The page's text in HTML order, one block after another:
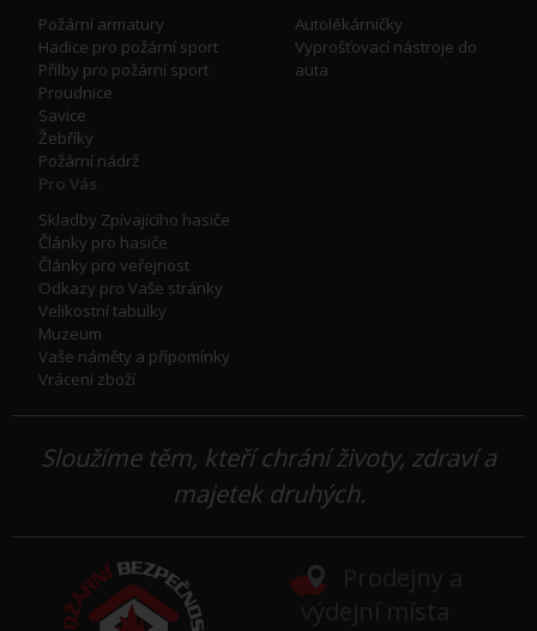
Požární armatury
Hadice pro požární sport
Přilby pro požární sport
Proudnice
Savice
Žebříky
Požární nádrž
Autolékárničky
Vyprošťovací nástroje do
auta
Pro Vás
Skladby Zpívajícího hasiče
Články pro hasiče
Články pro veřejnost
Odkazy pro Vaše stránky
Velikostní tabulky
Muzeum
Vaše náměty a přípomínky
Vrácení zboží
Sloužíme těm, kteří chrání životy, zdraví a
majetek druhých.